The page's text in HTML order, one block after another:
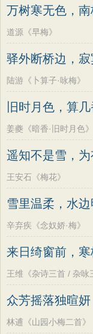
万树寒无色，南
道源《早梅》
驿外断桥边，寂
陆游《卜算子·咏梅》
旧时月色，算
姜夔《暗香·旧时月色》
遥知不是雪，为
王安石《梅花》
雪里温柔，水边
辛弃疾《念奴娇·梅》
来日绮窗前，寒
王维《杂诗三首 / 杂咏
众芳摇落独暄妍
林逋《山园小梅二首》